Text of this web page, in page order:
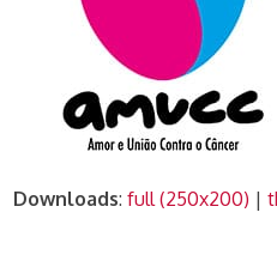
Downloads:full (250x200) |